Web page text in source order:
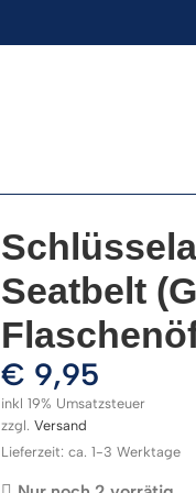
Seatbelt
€ 9,95
inkl 19% Umsatzsteuer
zzgl. Versand
Lieferzeit: ca. 1-3 Werktage